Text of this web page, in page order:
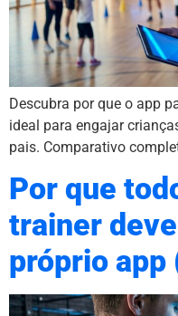
Descubra por que o app
ideal para engajar
pais. Comparativo
Por que
trainer
próprio app